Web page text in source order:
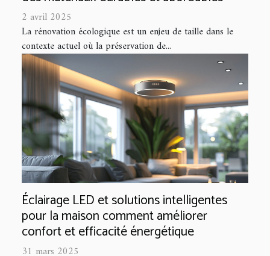
2 avril 2025
La rénovation écologique est un enjeu de taille dans le
contexte actuel où la préservation de...
Éclairage LED et solutions intelligentes
pour la maison comment améliorer
confort et efficacité énergétique
31 mars 2025